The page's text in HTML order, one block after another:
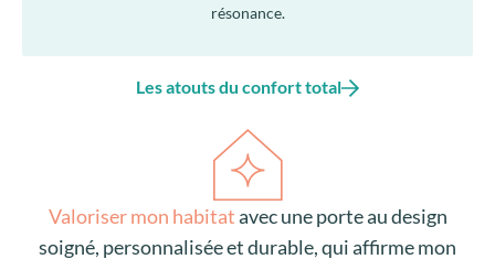
résonance.
Les atouts du confort total
Valoriser mon habitatavec une porte au design
soigné, personnalisée et durable, qui affirme mon